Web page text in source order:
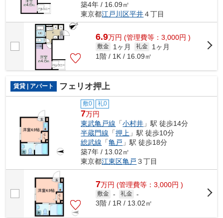
築4年 / 16.09㎡
東京都江戸川区平井４丁目
6.9万円 (管理費等：3,000円 )
敷金 1ヶ月 礼金
1ヶ月
1階 / 1K / 16.09㎡
賃貸 | アパート フェリオ押上
敷0 礼0
7万円
東武亀戸線 「小村井 」駅 徒歩14分
半蔵門線 「押上 」駅 徒歩10分
総武線 「亀戸 」駅 徒歩18分
築7年 / 13.02㎡
東京都江東区亀戸 ３丁目
7万円 (管理費等：3,000円 )
敷金 - 礼金 -
3階 / 1R / 13.02㎡